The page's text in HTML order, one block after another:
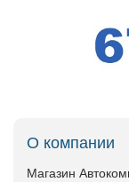
О компании
Магазин